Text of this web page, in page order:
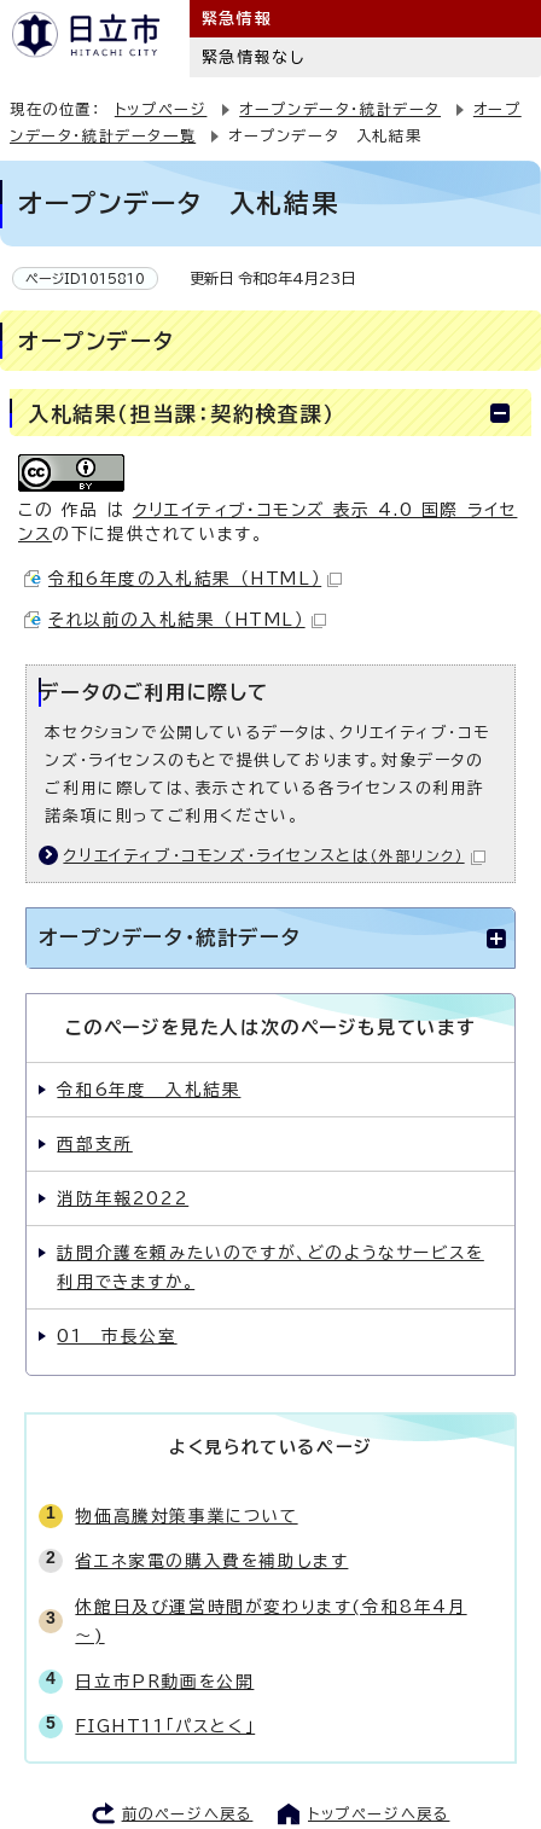
緊急情報
緊急情報なし
現在の位置： トップページ オープンデータ・統計データ
オープ
ンデータ・統計データ一覧
オープンデータ 入札結果
オープンデータ 入札結果
ページID1015810 更新日 令和8年4月23日
オープンデータ
入札結果（担当課：契約検査課）
この 作品 は クリエイティブ・コモンズ 表示 4.0 国際 ライセ
ンス の下に提供されています。
令和6年度の入札結果 （HTML）
それ以前の入札結果 （HTML）
データのご利用に際して
本セクションで公開しているデータは、クリエイティブ・コモ
ンズ・ライセンスのもとで提供しております。対象データの
ご利用に際しては、表示されている各ライセンスの利用許
諾条項に則ってご利用ください。
クリエイティブ・コモンズ・ライセンスとは （外部リンク）
オープンデータ・統計データ
このページを見た人は次のページも見ています
令和6年度 入札結果
西部支所
消防年報2022
訪問介護を頼みたいのですが、どのようなサービスを
利用できますか。
01 市長公室
よく見られているページ
物価高騰対策事業について
省エネ家電の購入費を補助します
休館日及び運営時間が変わります(令和8年4月
～)
日立市PR動画を公開
FIGHT11「パスとく」
前のページへ戻る トップページへ戻る